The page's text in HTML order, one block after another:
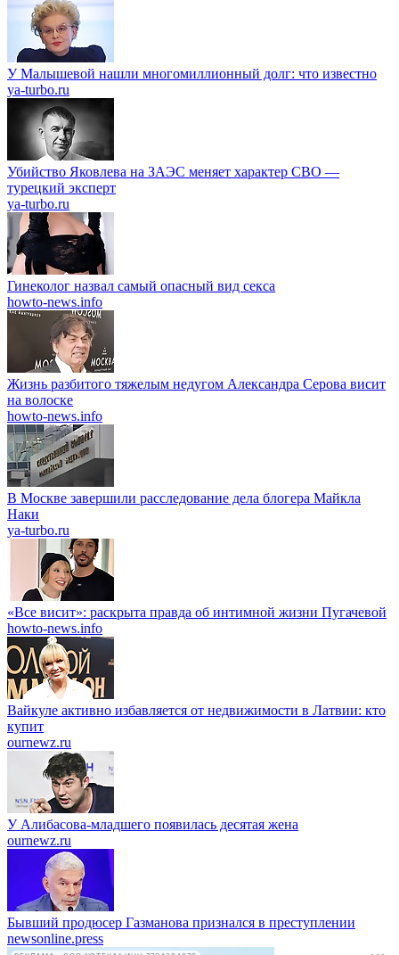
У Малышевой нашли многомиллионный долг: что известно
ya-turbo.ru
Убийство Яковлева на ЗАЭС меняет характер СВО —
турецкий эксперт
ya-turbo.ru
Гинеколог назвал самый опасный вид секса
howto-news.info
Жизнь разбитого тяжелым недугом Александра Серова висит
на волоске
howto-news.info
В Москве завершили расследование дела блогера Майкла
Наки
ya-turbo.ru
«Все висит»: раскрыта правда об интимной жизни Пугачевой
howto-news.info
Вайкуле активно избавляется от недвижимости в Латвии: кто
купит
ournewz.ru
У Алибасова-младшего появилась десятая жена
ournewz.ru
Бывший продюсер Газманова признался в преступлении
newsonline.press